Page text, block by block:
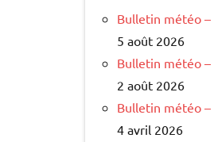
Bulletin météo –
5 août 2026
Bulletin météo –
2 août 2026
Bulletin météo –
4 avril 2026